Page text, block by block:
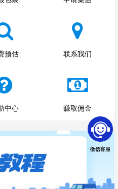
预估 联系我们
中心 赚取佣金
微信客服